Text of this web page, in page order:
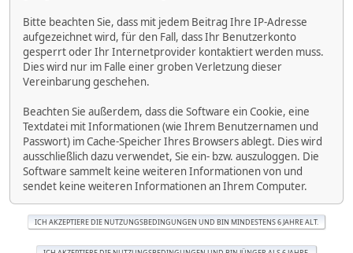
Bitte beachten Sie, dass mit jedem Beitrag Ihre IP-Adresse
aufgezeichnet wird, für den Fall, dass Ihr Benutzerkonto
gesperrt oder Ihr Internetprovider kontaktiert werden muss.
Dies wird nur im Falle einer groben Verletzung dieser
Vereinbarung geschehen.
Beachten Sie außerdem, dass die Software ein Cookie, eine
Textdatei mit Informationen (wie Ihrem Benutzernamen und
Passwort) im Cache-Speicher Ihres Browsers ablegt. Dies wird
ausschließlich dazu verwendet, Sie ein- bzw. auszuloggen. Die
Software sammelt keine weiteren Informationen von und
sendet keine weiteren Informationen an Ihrem Computer.